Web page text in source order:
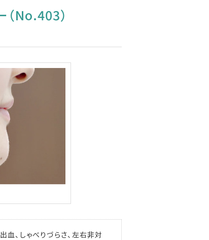
No.403）
、しゃべりづらさ、左右非対